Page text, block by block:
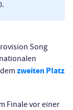
Song
zweiten Platz
Finale vor einer